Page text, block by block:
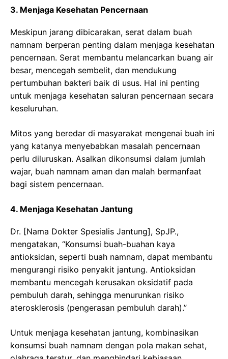
3. Menjaga Kesehatan Pencernaan
Meskipun jarang dibicarakan, serat dalam buah
namnam berperan penting dalam menjaga kesehatan
pencernaan. Serat membantu melancarkan buang air
besar, mencegah sembelit, dan mendukung
pertumbuhan bakteri baik di usus. Hal ini penting
untuk menjaga kesehatan saluran pencernaan secara
keseluruhan.
Mitos yang beredar di masyarakat mengenai buah ini
yang katanya menyebabkan masalah pencernaan
perlu diluruskan. Asalkan dikonsumsi dalam jumlah
wajar, buah namnam aman dan malah bermanfaat
bagi sistem pencernaan.
4. Menjaga Kesehatan Jantung
Dr. [Nama Dokter Spesialis Jantung], SpJP.,
mengatakan, “Konsumsi buah-buahan kaya
antioksidan, seperti buah namnam, dapat membantu
mengurangi risiko penyakit jantung. Antioksidan
membantu mencegah kerusakan oksidatif pada
pembuluh darah, sehingga menurunkan risiko
aterosklerosis (pengerasan pembuluh darah).”
Untuk menjaga kesehatan jantung, kombinasikan
konsumsi buah namnam dengan pola makan sehat,